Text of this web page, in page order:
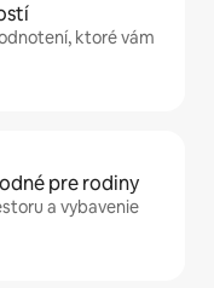
ktoré vám
pre rodiny
a vybavenie